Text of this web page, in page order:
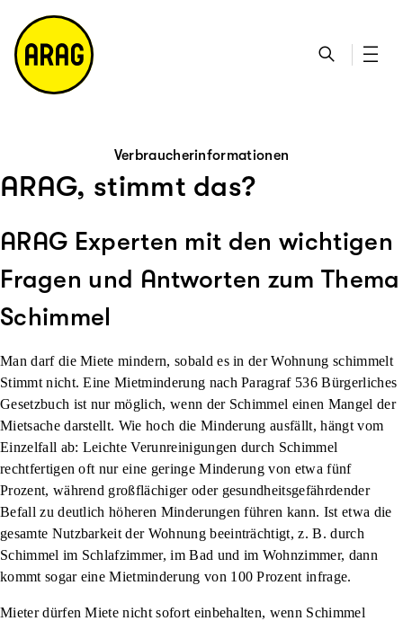
h
e
ta
k
ts
ei
te
e
m
a
p
Verbraucherinformationen
ARAG, stimmt das?
ARAG Experten mit den wichtigen
Fragen und Antworten zum Thema
Schimmel
Man darf die Miete mindern, sobald es in der Wohnung schimmelt
Stimmt nicht. Eine Mietminderung nach Paragraf 536 Bürgerliches
Gesetzbuch ist nur möglich, wenn der Schimmel einen Mangel der
Mietsache darstellt. Wie hoch die Minderung ausfällt, hängt vom
Einzelfall ab: Leichte Verunreinigungen durch Schimmel
rechtfertigen oft nur eine geringe Minderung von etwa fünf
Prozent, während großflächiger oder gesundheitsgefährdender
Befall zu deutlich höheren Minderungen führen kann. Ist etwa die
gesamte Nutzbarkeit der Wohnung beeinträchtigt, z. B. durch
Schimmel im Schlafzimmer, im Bad und im Wohnzimmer, dann
kommt sogar eine Mietminderung von 100 Prozent infrage.
Mieter dürfen Miete nicht sofort einbehalten, wenn Schimmel